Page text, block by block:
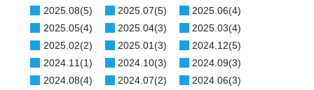
2025.08(5)
2025.07(5)
2025.06(4)
2025.05(4)
2025.04(3)
2025.03(4)
2025.02(2)
2025.01(3)
2024.12(5)
2024.11(1)
2024.10(3)
2024.09(3)
2024.08(4)
2024.07(2)
2024.06(3)